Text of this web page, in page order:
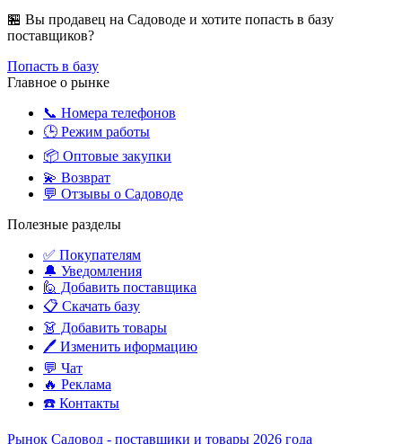
🏪 Вы продавец на Садоводе и хотите попасть в базу
поставщиков?
Попасть в базу
Главное о рынке
📞 Номера телефонов
🕒 Режим работы
📦 Оптовые закупки
💫 Возврат
💬 Отзывы о Садоводе
Полезные разделы
✅ Покупателям
🔔 Уведомления
🙋‍️ Добавить поставщика
📋 Скачать базу
👗 Добавить товары
🖊️ Изменить иформацию
💬 Чат
🔥 Реклама
☎️ Контакты
Рынок Садовод - поставщики и товары 2026 года